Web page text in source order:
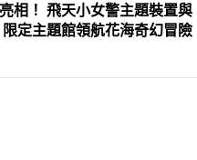
相！ 飛天小女警主題裝置與
限定主題館領航花海奇幻冒險